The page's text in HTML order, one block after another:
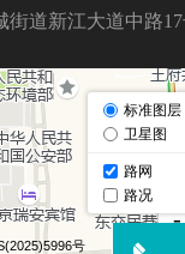
街道新江大道中路